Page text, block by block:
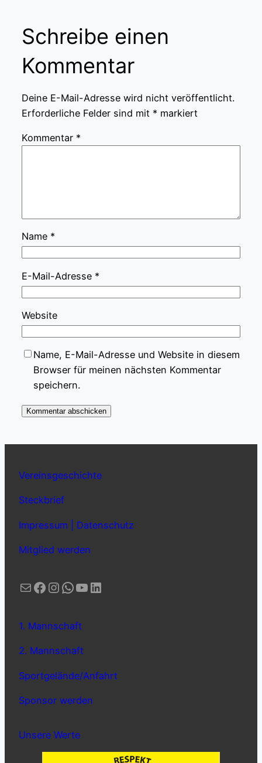
Schreibe einen
Kommentar
Deine E-Mail-Adresse wird nicht veröffentlicht.
Erforderliche Felder sind mit * markiert
Kommentar *
Name *
E-Mail-Adresse *
Website
Name, E-Mail-Adresse und Website in diesem
Browser für meinen nächsten Kommentar
speichern.
Vereinsgeschichte
Steckbrief
Impressum | Datenschutz
Mitglied werden
E-Mail Facebook Instagram WhatsApp YouTube LinkedIn
1. Mannschaft
2. Mannschaft
Sportgelände/Anfahrt
Sponsor werden
Unsere Werte